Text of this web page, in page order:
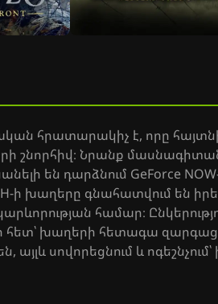
հրատարակիչ է, որը
շնորհիվ։ Նրանք
են դարձնում GeForce
ի խաղերը գնահատվում են
համար։
խաղերի հետագա
այլև սովորեցնում և